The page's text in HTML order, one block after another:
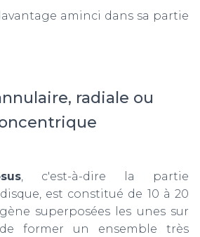
aminci dans sa partie
radiale ou
, c'est-à-dire la partie
est constitué de 10 à 20
superposées les unes sur
former un ensemble très